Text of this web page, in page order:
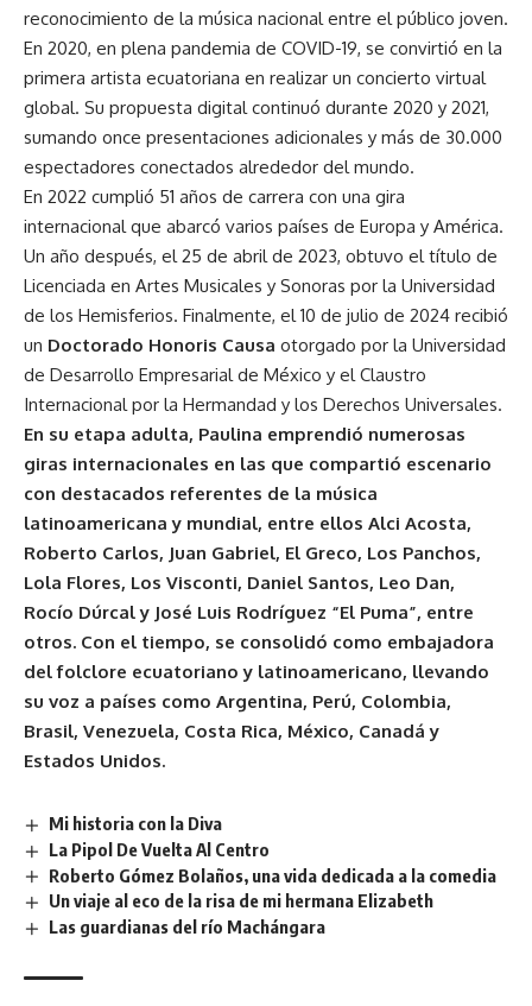
reconocimiento de la música nacional entre el público joven.
En 2020, en plena pandemia de COVID-19, se convirtió en la
primera artista ecuatoriana en realizar un concierto virtual
global. Su propuesta digital continuó durante 2020 y 2021,
sumando once presentaciones adicionales y más de 30.000
espectadores conectados alrededor del mundo.
En 2022 cumplió 51 años de carrera con una gira
internacional que abarcó varios países de Europa y América.
Un año después, el 25 de abril de 2023, obtuvo el título de
Licenciada en Artes Musicales y Sonoras por la Universidad
de los Hemisferios. Finalmente, el 10 de julio de 2024 recibió
un Doctorado Honoris Causa otorgado por la Universidad
de Desarrollo Empresarial de México y el Claustro
Internacional por la Hermandad y los Derechos Universales.
En su etapa adulta, Paulina emprendió numerosas
giras internacionales en las que compartió escenario
con destacados referentes de la música
latinoamericana y mundial, entre ellos Alci Acosta,
Roberto Carlos, Juan Gabriel, El Greco, Los Panchos,
Lola Flores, Los Visconti, Daniel Santos, Leo Dan,
Rocío Dúrcal y José Luis Rodríguez “El Puma”, entre
otros. Con el tiempo, se consolidó como embajadora
del folclore ecuatoriano y latinoamericano, llevando
su voz a países como Argentina, Perú, Colombia,
Brasil, Venezuela, Costa Rica, México, Canadá y
Estados Unidos.
Mi historia con la Diva
La Pipol De Vuelta Al Centro
Roberto Gómez Bolaños, una vida dedicada a la comedia
Un viaje al eco de la risa de mi hermana Elizabeth
Las guardianas del río Machángara